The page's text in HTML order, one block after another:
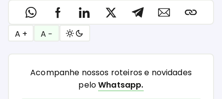
A + A −
Acompanhe nossos roteiros e novidades
peloWhatsapp.